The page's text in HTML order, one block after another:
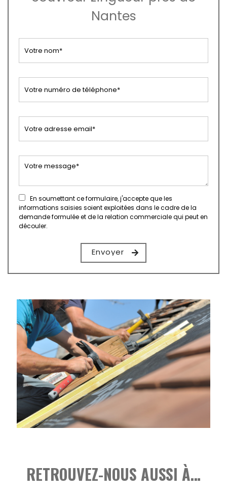
Nantes
En soumettant ce formulaire, j'accepte que les
informations saisies soient exploitées dans le cadre de la
demande formulée et de la relation commerciale qui peut en
découler.
RETROUVEZ-NOUS AUSSI À…